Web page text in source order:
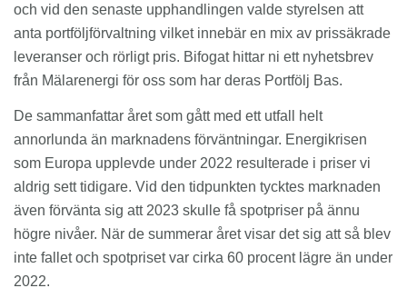
och vid den senaste upphandlingen valde styrelsen att
anta portföljförvaltning vilket innebär en mix av prissäkrade
leveranser och rörligt pris. Bifogat hittar ni ett nyhetsbrev
från Mälarenergi för oss som har deras Portfölj Bas.
De sammanfattar året som gått med ett utfall helt
annorlunda än marknadens förväntningar. Energikrisen
som Europa upplevde under 2022 resulterade i priser vi
aldrig sett tidigare. Vid den tidpunkten tycktes marknaden
även förvänta sig att 2023 skulle få spotpriser på ännu
högre nivåer. När de summerar året visar det sig att så blev
inte fallet och spotpriset var cirka 60 procent lägre än under
2022.